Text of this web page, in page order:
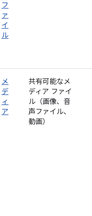
フ
ァ
イ
ル
メ
デ
ィ
ア
共有可能なメ
ディア ファイ
ル（画像、音
声ファイル、
動画）